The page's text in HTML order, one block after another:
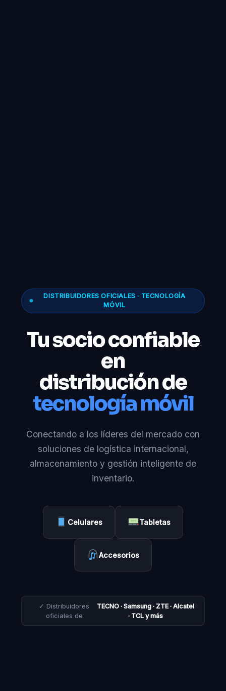
DISTRIBUIDORES OFICIALES · TECNOLOGÍA
MÓVIL
Tu socio confiable
en
distribución de
tecnología móvil
Conectando a los líderes del mercado con
soluciones de logística internacional,
almacenamiento y gestión inteligente de
inventario.
Celulares Tabletas
Accesorios
✓ Distribuidores
oficiales de
TECNO · Samsung · ZTE · Alcatel
· TCL y más